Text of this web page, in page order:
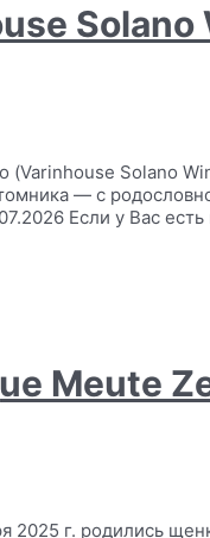
Solano
(Varinhouse Solano
— с
Если у Вас
Meute
г. родились